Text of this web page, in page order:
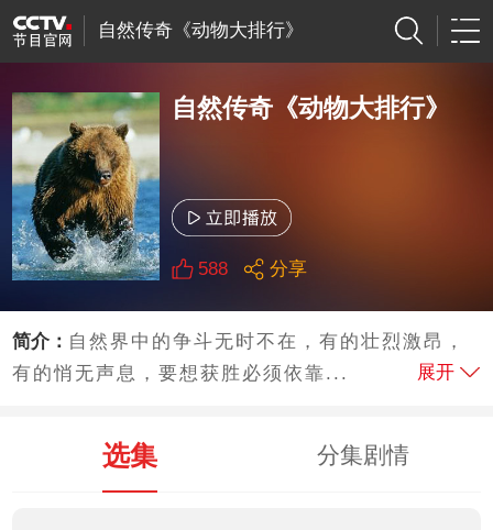
自然传奇《动物大排行》
自然传奇《动物大排行》
588 分享
简介： 自然界中的争斗无时不在，有的壮烈激昂，
有的悄无声息，要想获胜必须依靠...
展开
选集 分集剧情